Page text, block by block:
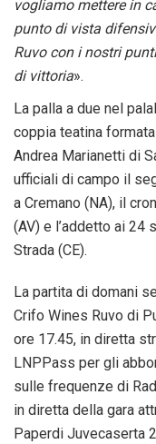
vogliamo mettere in
punto di vista
Ruvo con i nostri
di vittoria».
La palla a due nel
coppia teatina
Andrea Marianetti di
ufficiali di campo il
a Cremano (NA), il
(AV) e l’addetto ai 24
Strada (CE).
La partita di domani
Crifo Wines Ruvo di
ore 17.45, in diretta
LNPPass per gli
sulle frequenze di
in diretta della gara
Paperdi Juvecaserta